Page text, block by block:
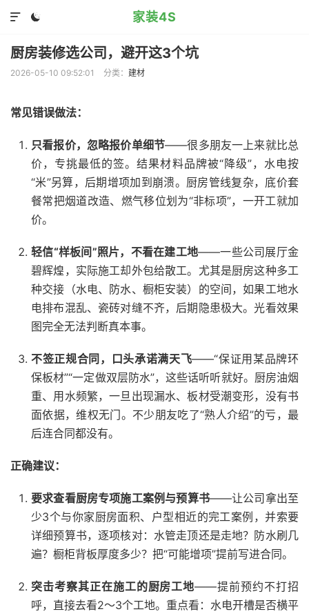
家装4S


厨房装修选公司，避开这3个坑
2026-05-10 09:52:01 分类： 建材
常见错误做法：
只看报价，忽略报价单细节——很多朋友一上来就比总
价，专挑最低的签。结果材料品牌被“降级”，水电按
“米”另算，后期增项加到崩溃。厨房管线复杂，底价套
餐常把烟道改造、燃气移位划为“非标项”，一开工就加
价。
轻信“样板间”照片，不看在建工地——一些公司展厅金
碧辉煌，实际施工却外包给散工。尤其是厨房这种多工
种交接（水电、防水、橱柜安装）的空间，如果工地水
电排布混乱、瓷砖对缝不齐，后期隐患极大。光看效果
图完全无法判断真本事。
不签正规合同，口头承诺满天飞——“保证用某品牌环
保板材”“一定做双层防水”，这些话听听就好。厨房油烟
重、用水频繁，一旦出现漏水、板材受潮变形，没有书
面依据，维权无门。不少朋友吃了“熟人介绍”的亏，最
后连合同都没有。
正确建议：
要求查看厨房专项施工案例与预算书——让公司拿出至
少3个与你家厨房面积、户型相近的完工案例，并索要
详细预算书，逐项核对：水管走顶还是走地？防水刷几
遍？橱柜背板厚度多少？把“可能增项”提前写进合同。
突击考察其正在施工的厨房工地——提前预约不打招
呼，直接去看2～3个工地。重点看：水电开槽是否横平